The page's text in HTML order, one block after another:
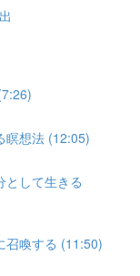
想法 (12:05)
して生きる
喚する (11:50)